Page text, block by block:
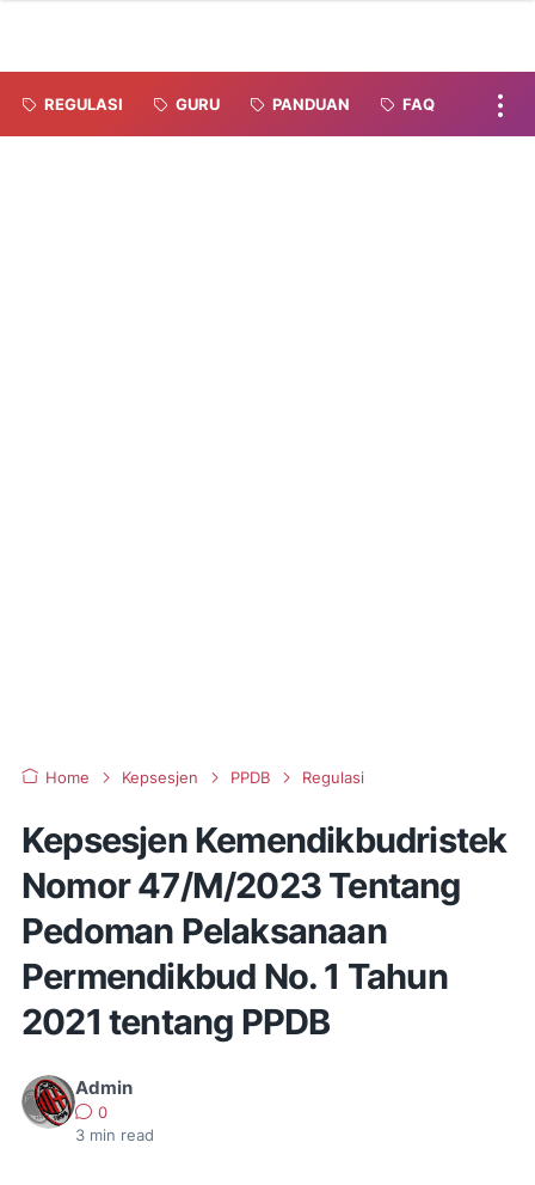
REGULASI GURU PANDUAN FAQ
Home Kepsesjen PPDB Regulasi
Kepsesjen Kemendikbudristek
Nomor 47/M/2023 Tentang
Pedoman Pelaksanaan
Permendikbud No. 1 Tahun
2021 tentang PPDB
Admin
0
3 min read